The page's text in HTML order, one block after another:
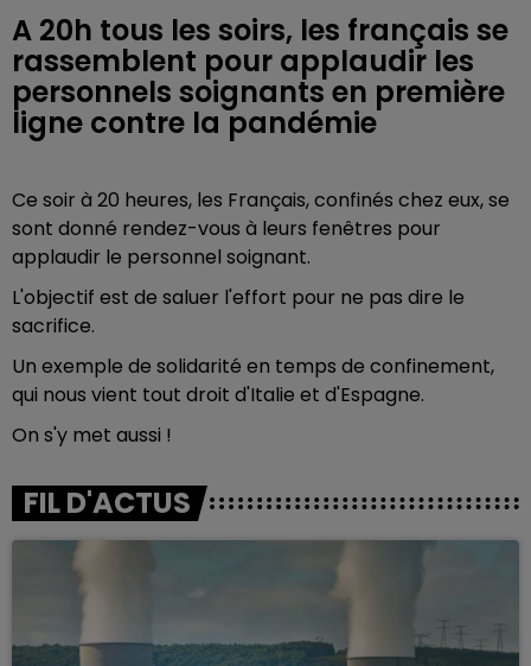
A 20h tous les soirs, les français se
rassemblent pour applaudir les
personnels soignants en première
ligne contre la pandémie
Ce soir à 20 heures, les Français, confinés chez eux, se
sont donné rendez-vous à leurs fenêtres pour
applaudir le personnel soignant.
L'objectif est de saluer l'effort pour ne pas dire le
sacrifice.
Un exemple de solidarité en temps de confinement,
qui nous vient tout droit d'Italie et d'Espagne.
On s'y met aussi !
FIL D'ACTUS